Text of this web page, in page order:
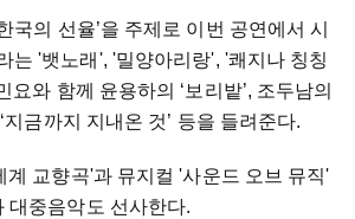
국의 선율’을 주제로 이번 공연에서 시
는 '뱃노래', '밀양아리랑', '쾌지나 칭칭
요와 함께 윤용하의 ‘보리밭’, 조두남의
지금까지 지내온 것’ 등을 들려준다.
계 교향곡'과 뮤지컬 '사운드 오브 뮤직'
대중음악도 선사한다.